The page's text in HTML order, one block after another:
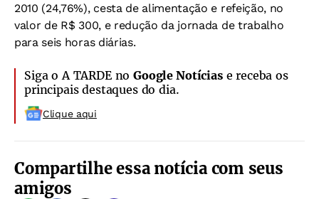
2010 (24,76%), cesta de alimentação e refeição, no
valor de R$ 300, e redução da jornada de trabalho
para seis horas diárias.
Siga o A TARDE noGoogle Notíciase receba os
principais destaques do dia.
Clique aqui
Compartilhe essa notícia com seus
amigos